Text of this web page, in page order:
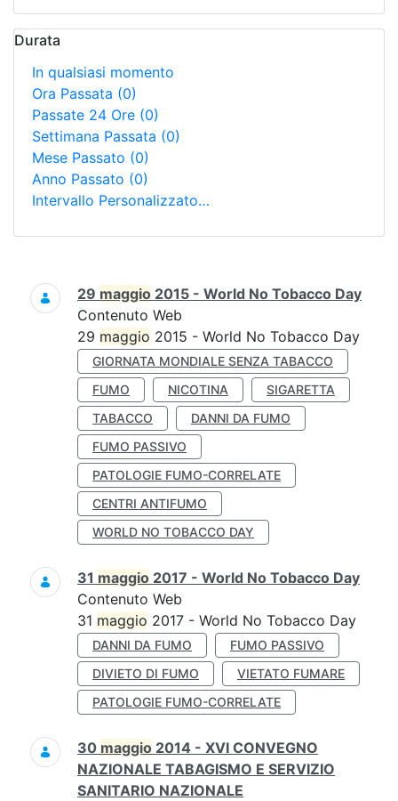
Durata
In qualsiasi momento
Ora Passata (0)
Passate 24 Ore (0)
Settimana Passata (0)
Mese Passato (0)
Anno Passato (0)
Intervallo Personalizzato…
Ricerca
29 maggio 2015 - World No Tobacco Day
Contenuto Web
29 maggio 2015 - World No Tobacco Day
GIORNATA MONDIALE SENZA TABACCO
FUMO
NICOTINA
SIGARETTA
TABACCO
DANNI DA FUMO
FUMO PASSIVO
PATOLOGIE FUMO-CORRELATE
CENTRI ANTIFUMO
WORLD NO TOBACCO DAY
31 maggio 2017 - World No Tobacco Day
Contenuto Web
31 maggio 2017 - World No Tobacco Day
DANNI DA FUMO
FUMO PASSIVO
DIVIETO DI FUMO
VIETATO FUMARE
PATOLOGIE FUMO-CORRELATE
30 maggio 2014 - XVI CONVEGNO
NAZIONALE TABAGISMO E SERVIZIO
SANITARIO NAZIONALE